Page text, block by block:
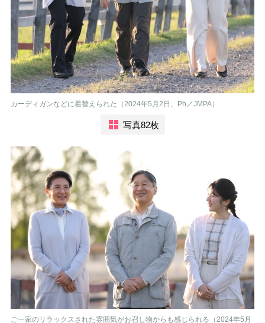
カーディガンなどに着替えられた（2024年5月2日、Ph／JMPA）
写真82枚
ご一家のリラックスされた雰囲気がお召し物からも感じられる（2024年5月